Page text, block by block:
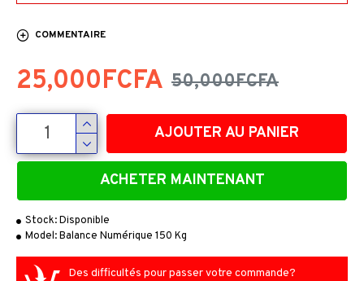
COMMENTAIRE
Stock:Disponible
Model:Balance Numérique 150 Kg
25,000FCFA 50,000FCFA
AJOUTER AU PANIER
ACHETER MAINTENANT
Des difficultés pour passer votre commande?